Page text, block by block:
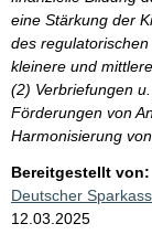
eine Stärkung der
des
kleinere und
(2) Verbriefungen
Förderungen von
Harmonisierung
Bereitgestellt von:
Deutscher
12.03.2025